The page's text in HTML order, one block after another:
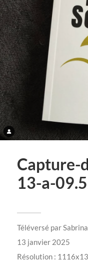
Capture-
13-a-
Téléversé par
13 janvier 2025
Résolution :